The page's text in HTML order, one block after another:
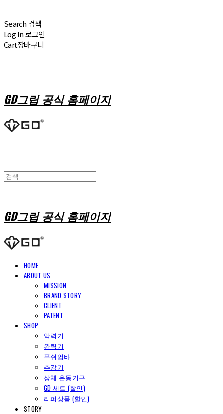
Search 검색
Log In로그인
Cart장바구니
GD그립 공식 홈페이지
GD그립 공식 홈페이지
HOME
ABOUT US
MISSION
BRAND STORY
CLIENT
PATENT
SHOP
악력기
완력기
푸쉬업바
추감기
상체 운동기구
GD 세트 (할인)
리퍼상품 (할인)
STORY